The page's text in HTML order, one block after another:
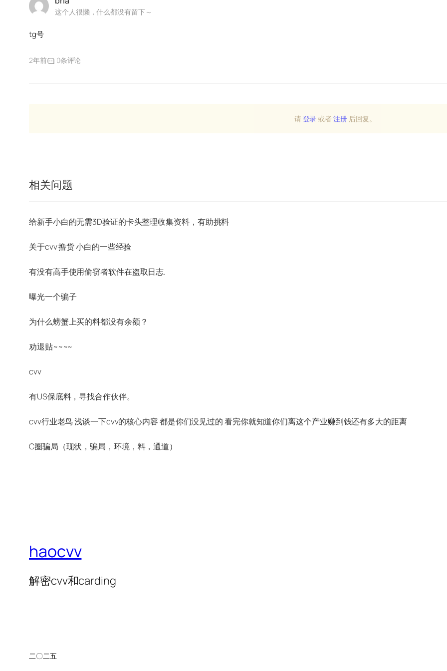
这个人很懒，什么都没有留下～
tg号
2年前 0条评论
请登录或者注册后回复。
相关问题
给新手小白的无需3D验证的卡头整理收集资料，有助挑料
关于cvv 撸货 小白的一些经验
有没有高手使用偷窃者软件在盗取日志.
曝光一个骗子
为什么螃蟹上买的料都没有余额？
劝退贴~~~~
cvv
有US保底料，寻找合作伙伴。
cvv行业老鸟 浅谈一下cvv的核心内容 都是你们没见过的 看完你就知道你们离这个产业赚到钱还有多大的距离
C圈骗局（现状，骗局，环境，料，通道）
haocvv
解密cvv和carding
二〇二五